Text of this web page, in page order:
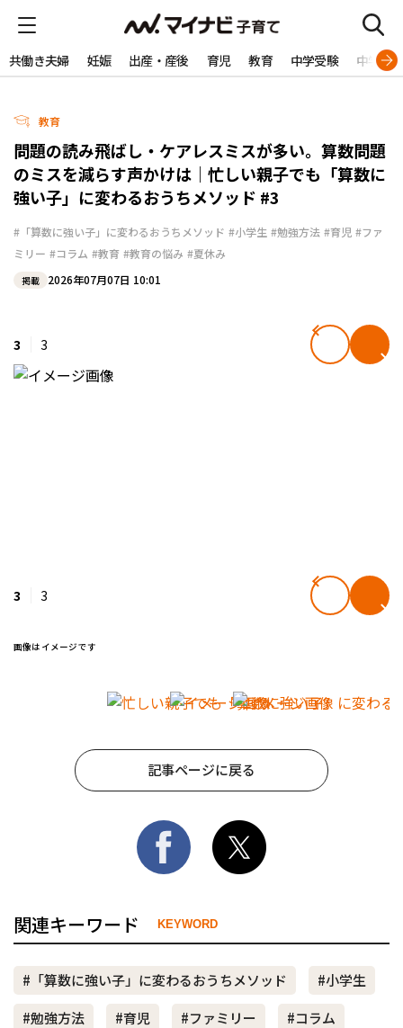
共働き夫婦 妊娠 出産・産後 育児 教育 中学受験 中学生
教育
問題の読み飛ばし・ケアレスミスが多い。算数問題
のミスを減らす声かけは｜忙しい親子でも「算数に
強い子」に変わるおうちメソッド #3
#「算数に強い子」に変わるおうちメソッド #小学生 #勉強方法 #育児 #ファ
ミリー #コラム #教育 #教育の悩み #夏休み
掲載 2026年07月07日 10:01
3 3
3 3
画像はイメージです
記事ページに戻る
関連キーワード KEYWORD
#「算数に強い子」に変わるおうちメソッド
#小学生
#勉強方法
#育児 #ファミリー
#コラム